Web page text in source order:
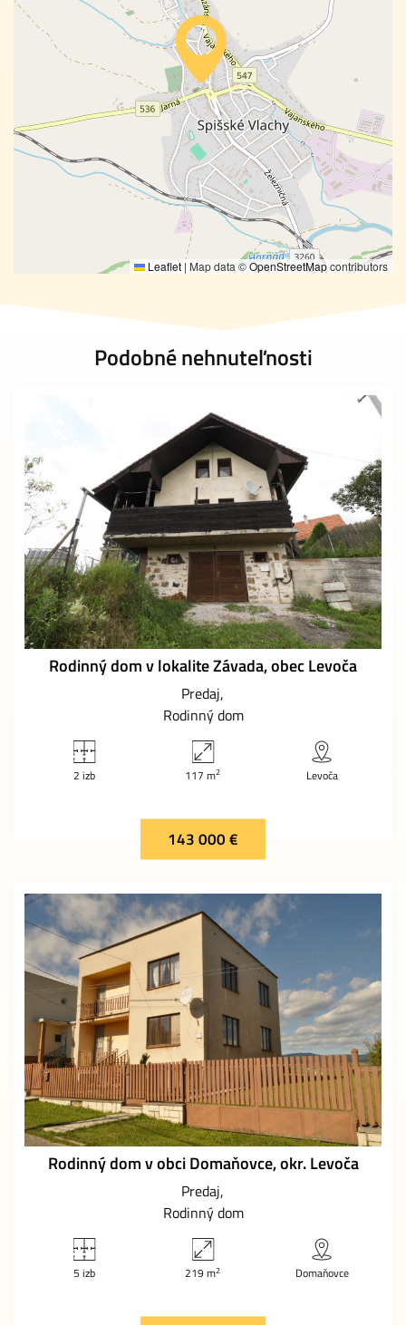
Leaflet | Map data ©OpenStreetMapcontributors
Podobné nehnuteľnosti
Rodinný dom v lokalite Závada, obec Levoča
Predaj
Rodinný dom
2 izb 117 m2 Levoča
143 000 €
Rodinný dom v obci Domaňovce, okr. Levoča
Predaj
Rodinný dom
5 izb 219 m2 Domaňovce